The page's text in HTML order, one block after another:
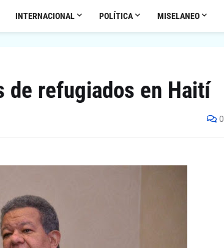
INTERNACIONAL POLÍTICA MISELANEO
de refugiados en Haití
0